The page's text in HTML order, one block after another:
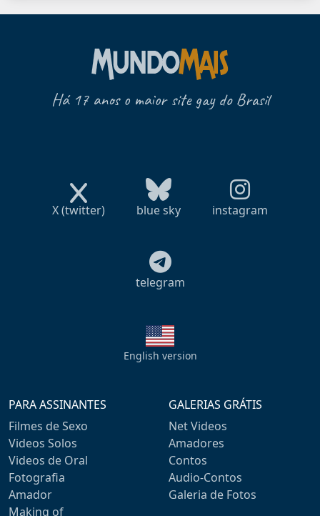
Há 17 anos o maior site gay do Brasil
X (twitter) blue sky instagram
telegram
English version
PARA ASSINANTES
Filmes de Sexo
Videos Solos
Videos de Oral
Fotografia
Amador
Making of
GALERIAS GRÁTIS
Net Videos
Amadores
Contos
Audio-Contos
Galeria de Fotos